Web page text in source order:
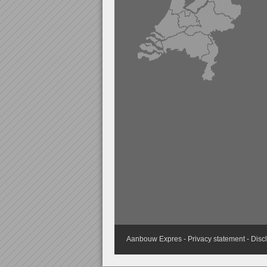
Aanbouw Expres - Privacy statement-